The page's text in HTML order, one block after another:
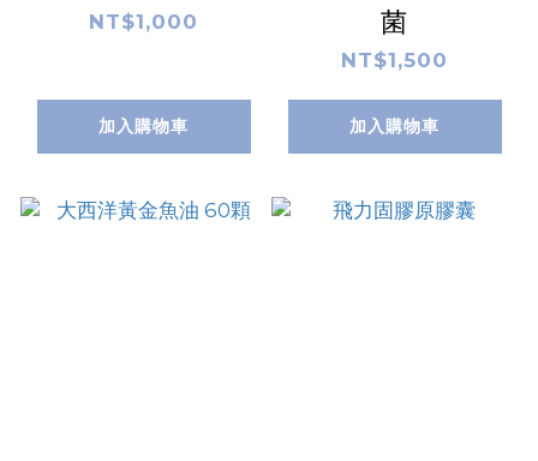
NT$1,000
加入購物車
菌
NT$1,500
加入購物車